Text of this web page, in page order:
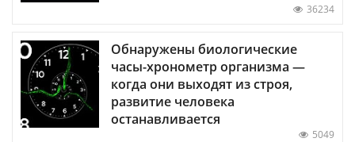
36234
Обнаружены биологические
часы-хронометр организма —
когда они выходят из строя,
развитие человека
останавливается
5049